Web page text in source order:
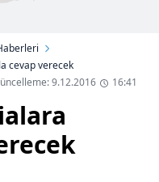
cevap verecek
9.12.2016 16:41